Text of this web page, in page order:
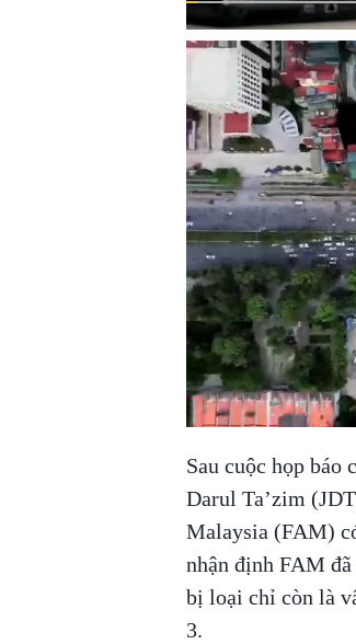
Sau cuộc họp báo
Darul Ta’zim
Malaysia (FAM)
nhận định FAM
bị loại chỉ còn là
3.